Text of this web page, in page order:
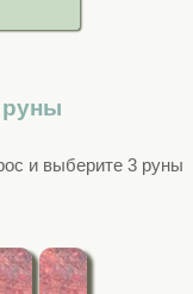
руны
и выберите 3 руны